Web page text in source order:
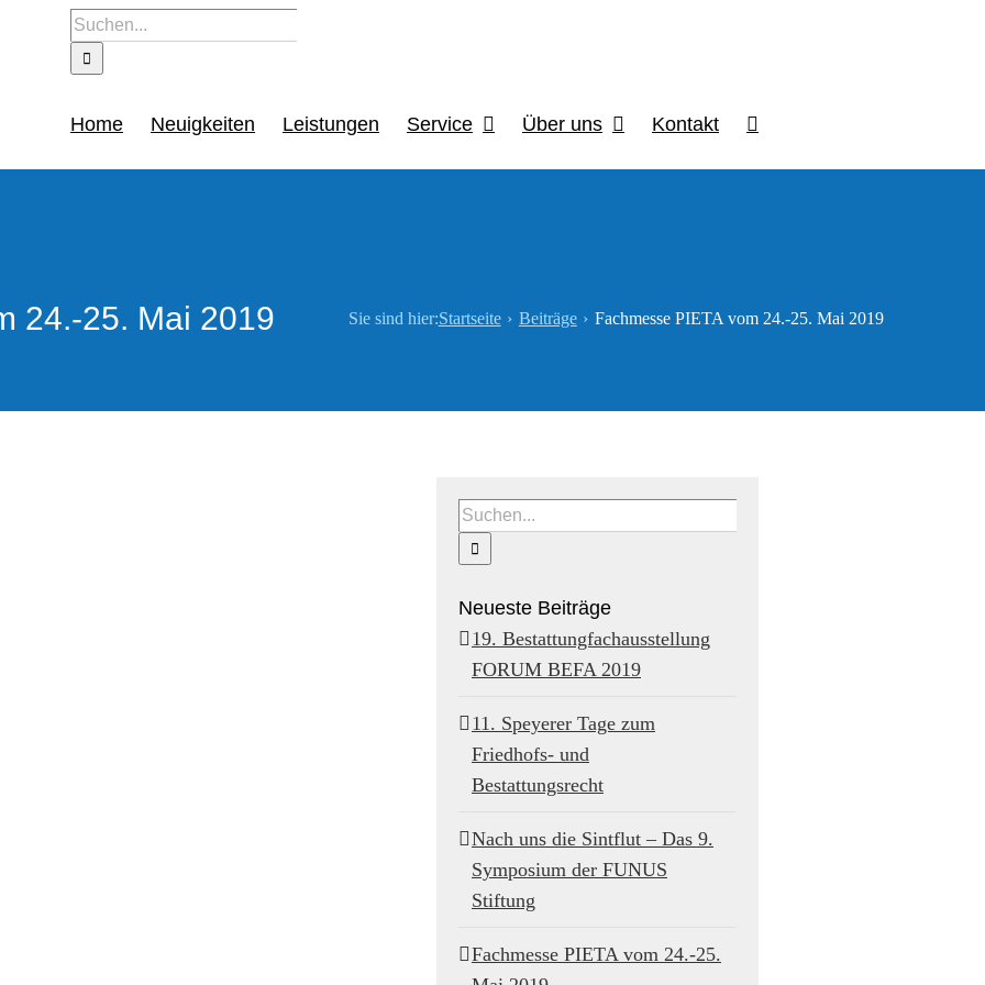
Suche
nach:
Home Neuigkeiten Leistungen Service Über uns Kontakt
24.-25. Mai 2019 Sie sind hier:Startseite Beiträge Fachmesse PIETA vom 24.-25. Mai 2019
Suche
nach:
Neueste Beiträge
19. Bestattungfachausstellung
FORUM BEFA 2019
11. Speyerer Tage zum
Friedhofs- und
Bestattungsrecht
Nach uns die Sintflut – Das 9.
Symposium der FUNUS
Stiftung
Fachmesse PIETA vom 24.-25.